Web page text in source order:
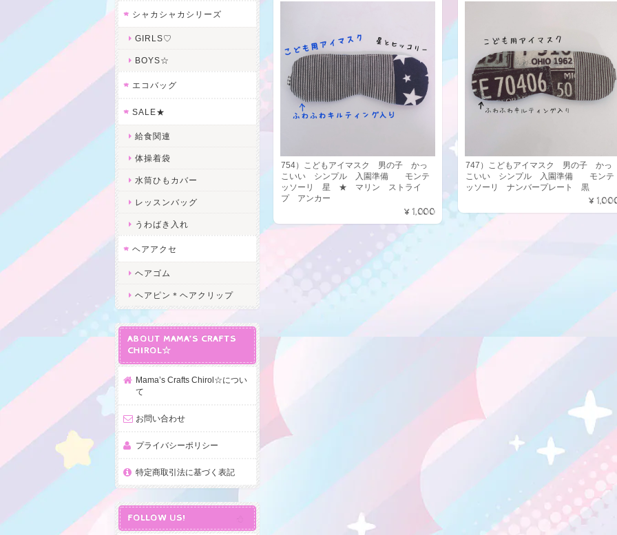
754）こどもアイマスク 男の子 かっ
こいい シンプル 入園準備 モンテ
ッソーリ 星 ★ マリン ストライ
プ アンカー
¥1,000
747）こどもアイマスク 男の子 かっ
こいい シンプル 入園準備 モンテ
ッソーリ ナンバープレート 黒
シャカシャカシリーズ
GIRLS♡
BOYS☆
エコバッグ
SALE★
給食関連
体操着袋
水筒ひもカバー
レッスンバッグ
うわばき入れ
ヘアアクセ
ヘアゴム
ヘアピン＊ヘアクリップ
ABOUT MAMA’S CRAFTS
CHIROL☆
Mama’s Crafts Chirol☆につい
て
お問い合わせ
プライバシーポリシー
特定商取引法に基づく表記
FOLLOW US!